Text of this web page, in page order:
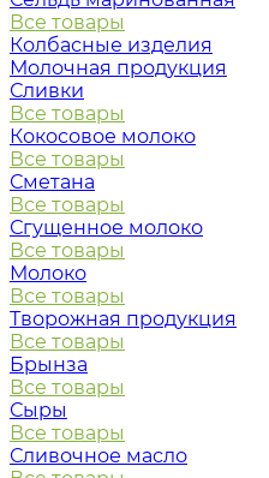
Все товары
Колбасные изделия
Молочная продукция
Сливки
Все товары
Кокосовое молоко
Все товары
Сметана
Все товары
Сгущенное молоко
Все товары
Молоко
Все товары
Творожная продукция
Все товары
Брынза
Все товары
Сыры
Все товары
Сливочное масло